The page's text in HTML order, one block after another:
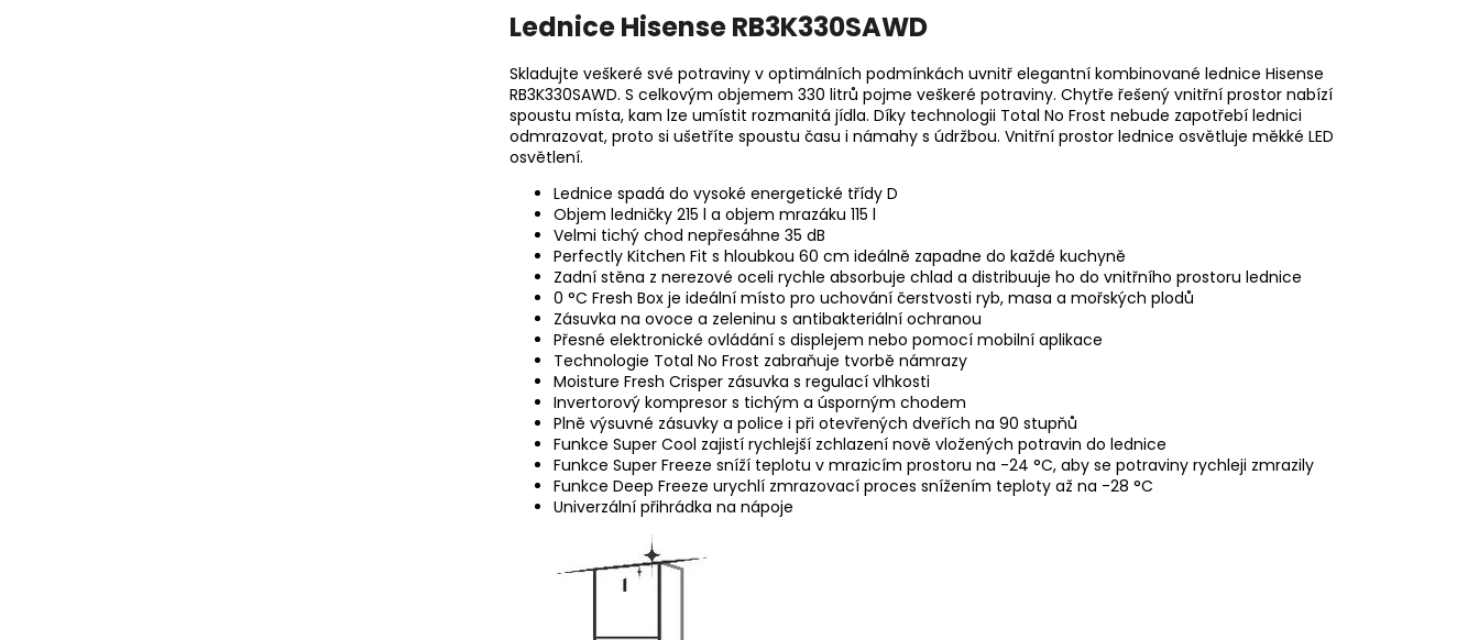
Lednice Hisense RB3K330SAWD
Skladujte veškeré své potraviny v optimálních podmínkách uvnitř elegantní kombinované lednice Hisense
RB3K330SAWD. S celkovým objemem 330 litrů pojme veškeré potraviny. Chytře řešený vnitřní prostor nabízí
spoustu místa, kam lze umístit rozmanitá jídla. Díky technologii Total No Frost nebude zapotřebí lednici
odmrazovat, proto si ušetříte spoustu času i námahy s údržbou. Vnitřní prostor lednice osvětluje měkké LED
osvětlení.
Lednice spadá do vysoké energetické třídy D
Objem ledničky 215 l a objem mrazáku 115 l
Velmi tichý chod nepřesáhne 35 dB
Perfectly Kitchen Fit s hloubkou 60 cm ideálně zapadne do každé kuchyně
Zadní stěna z nerezové oceli rychle absorbuje chlad a distribuuje ho do vnitřního prostoru lednice
0 °C Fresh Box je ideální místo pro uchování čerstvosti ryb, masa a mořských plodů
Zásuvka na ovoce a zeleninu s antibakteriální ochranou
Přesné elektronické ovládání s displejem nebo pomocí mobilní aplikace
Technologie Total No Frost zabraňuje tvorbě námrazy
Moisture Fresh Crisper zásuvka s regulací vlhkosti
Invertorový kompresor s tichým a úsporným chodem
Plně výsuvné zásuvky a police i při otevřených dveřích na 90 stupňů
Funkce Super Cool zajistí rychlejší zchlazení nově vložených potravin do lednice
Funkce Super Freeze sníží teplotu v mrazicím prostoru na -24 °C, aby se potraviny rychleji zmrazily
Funkce Deep Freeze urychlí zmrazovací proces snížením teploty až na -28 °C
Univerzální přihrádka na nápoje